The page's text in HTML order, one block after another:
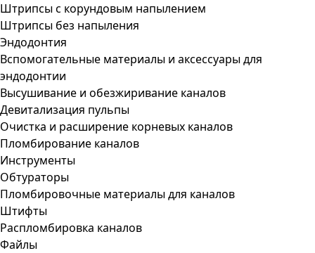
Штрипсы c корундовым напылением
Штрипсы без напыления
Эндодонтия
Вспомогательные материалы и аксессуары для
эндодонтии
Высушивание и обезжиривание каналов
Девитализация пульпы
Очистка и расширение корневых каналов
Пломбирование каналов
Инструменты
Обтураторы
Пломбировочные материалы для каналов
Штифты
Распломбировка каналов
Файлы